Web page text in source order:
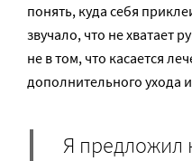
понять, куда себя
звучало, что не хватает
не в том, что касается
дополнительного ухода
Я предложил